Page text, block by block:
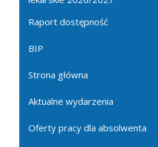
Raport dostępność
BIP
Strona główna
Aktualne wydarzenia
Oferty pracy dla absolwenta